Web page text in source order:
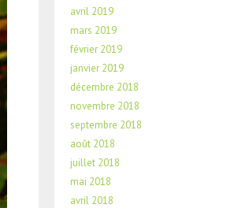
avril 2019
mars 2019
février 2019
janvier 2019
décembre 2018
novembre 2018
septembre 2018
août 2018
juillet 2018
mai 2018
avril 2018